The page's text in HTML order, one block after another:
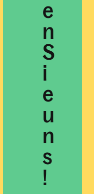
e
n
S
i
e
u
n
s
!